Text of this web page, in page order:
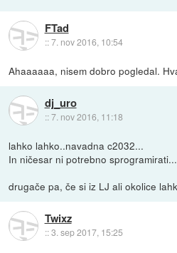
FTad
::7. nov 2016, 10:54
Ahaaaaaa, nisem dobro pogledal.
dj_uro
::7. nov 2016, 11:18
lahko lahko..navadna c2032...
In ničesar ni potrebno sprogramirati...
drugače pa, če si iz LJ ali okolice
Twixz
::3. sep 2017, 15:25